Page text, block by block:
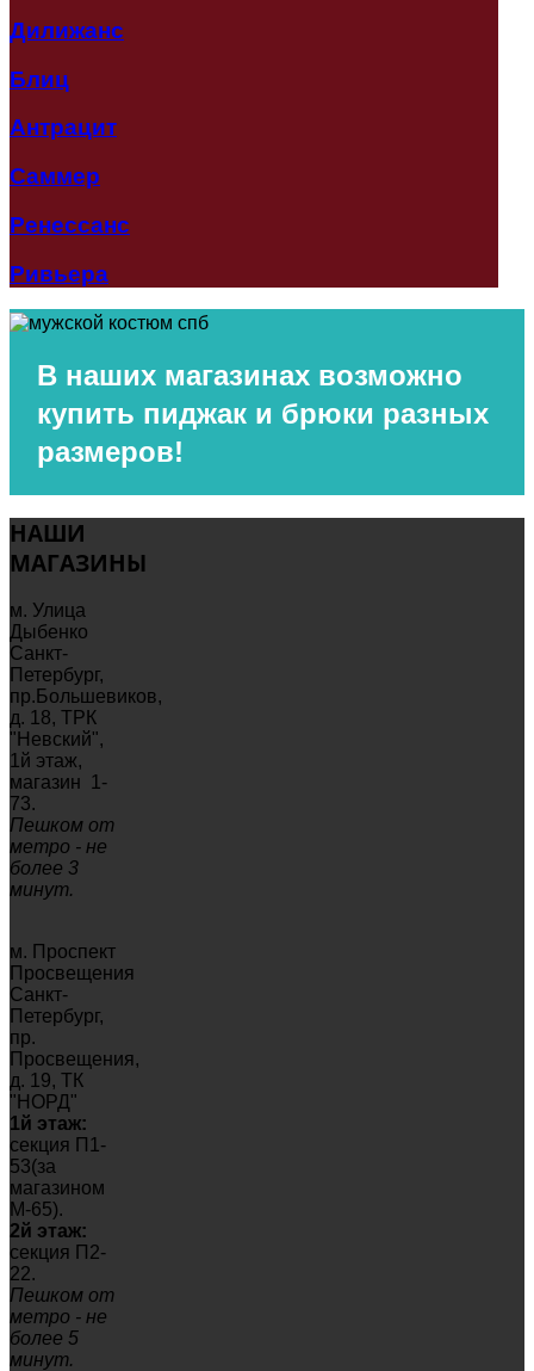
Дилижанс
Блиц
Антрацит
Саммер
Ренессанс
Ривьера
В наших магазинах возможно
купить пиджак и брюки разных
размеров!
НАШИ
МАГАЗИНЫ
м. Улица
Дыбенко
Санкт-
Петербург,
пр.Большевиков,
д. 18, ТРК
"Невский",
1й этаж,
магазин 1-
73.
Пешком от
метро - не
более 3
минут.
м. Проспект
Просвещения
Санкт-
Петербург,
пр.
Просвещения,
д. 19, ТК
"НОРД"
1й этаж:
секция П1-
53(за
магазином
М-65).
2й этаж:
секция П2-
22.
Пешком от
метро - не
более 5
минут.